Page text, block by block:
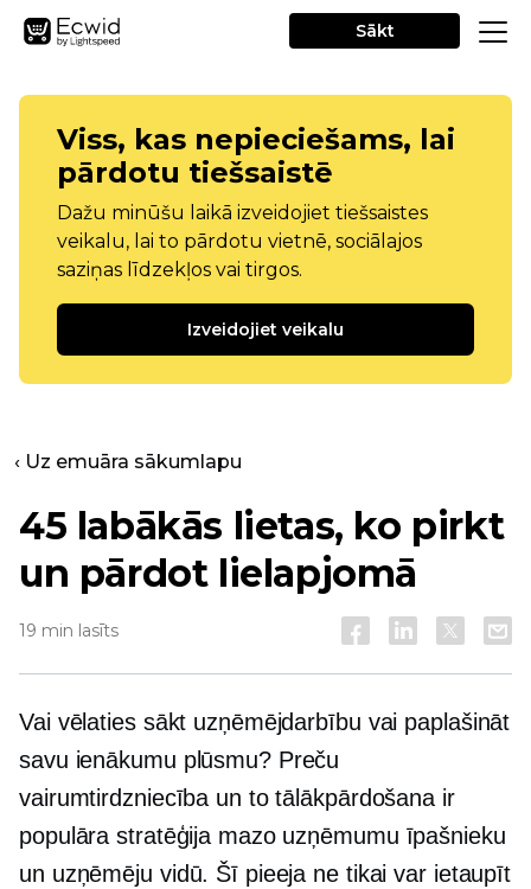
Sākt
Viss, kas nepieciešams, lai
pārdotu tiešsaistē
Dažu minūšu laikā izveidojiet tiešsaistes
veikalu, lai to pārdotu vietnē, sociālajos
saziņas līdzekļos vai tirgos.
Izveidojiet veikalu
‹ Uz emuāra sākumlapu
45 labākās lietas, ko pirkt
un pārdot lielapjomā
19 min lasīts
Vai vēlaties sākt uzņēmējdarbību vai paplašināt
savu ienākumu plūsmu? Preču
vairumtirdzniecība un to tālākpārdošana ir
populāra stratēģija mazo uzņēmumu īpašnieku
un uzņēmēju vidū. Šī pieeja ne tikai var ietaupīt